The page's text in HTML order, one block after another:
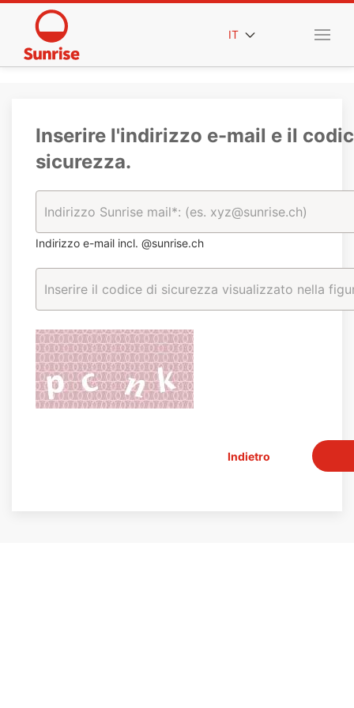
IT
Inserire l'indirizzo e-mail e il
sicurezza.
Indirizzo e-mail incl. @sunrise.ch
Indietro